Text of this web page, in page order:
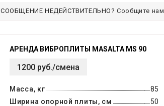
СООБЩЕНИЕ НЕДЕЙСТВИТЕЛЬНО? Сообщите
АРЕНДА ВИБРОПЛИТЫ MASALTA MS 90
1200 руб./смена
Масса, кг
85
Ширина опорной плиты, см
50